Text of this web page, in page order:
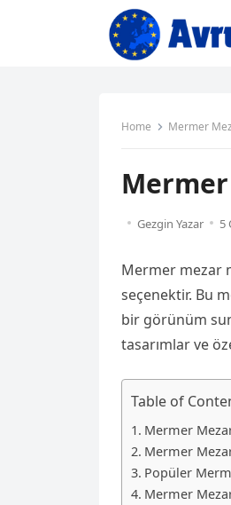
Home Mermer
Gezgin Yazar 5
Mermer mezar
seçenektir. Bu
bir görünüm
tasarımlar ve
Table of
Mermer
Mermer
Popüler
Mermer